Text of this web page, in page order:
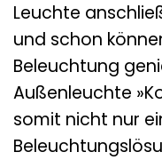
Leuchte
und schon
Beleuchtung
Außenleuchte
somit nicht nur